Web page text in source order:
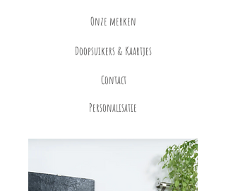
Onze merken
Doopsuikers & Kaartjes
Contact
Personalisatie